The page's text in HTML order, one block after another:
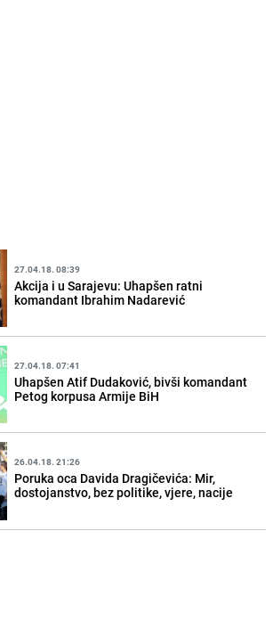
27.04.18. 08:39
Akcija i u Sarajevu: Uhapšen ratni
komandant Ibrahim Nadarević
27.04.18. 07:41
Uhapšen Atif Dudaković, bivši komandant
Petog korpusa Armije BiH
26.04.18. 21:26
Poruka oca Davida Dragičevića: Mir,
dostojanstvo, bez politike, vjere, nacije